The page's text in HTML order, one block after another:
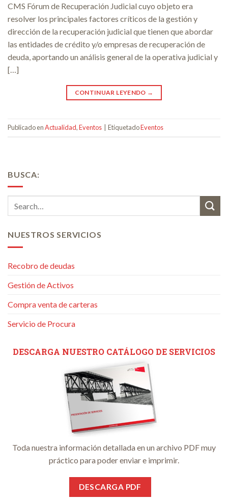
CMS Fórum de Recuperación Judicial cuyo objeto era
resolver los principales factores críticos de la gestión y
dirección de la recuperación judicial que tienen que abordar
las entidades de crédito y/o empresas de recuperación de
deuda, aportando un análisis general de la operativa judicial y
[…]
CONTINUAR LEYENDO →
Publicado enActualidad,Eventos EtiquetadoEventos
BUSCA:
NUESTROS SERVICIOS
Recobro de deudas
Gestión de Activos
Compra venta de carteras
Servicio de Procura
DESCARGA NUESTRO CATÁLOGO DE SERVICIOS
Toda nuestra información detallada en un archivo PDF muy
práctico para poder enviar e imprimir.
DESCARGA PDF